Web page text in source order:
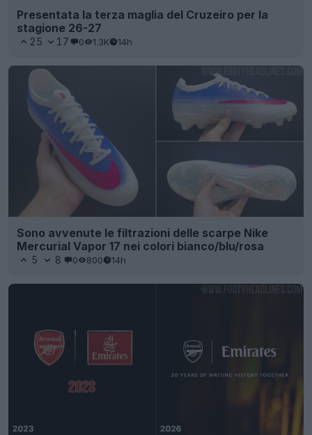
Presentata la terza maglia del Cruzeiro per la
stagione 26-27
25 17 0 1.3K 14h
Sono avvenute le filtrazioni delle scarpe Nike
Mercurial Vapor 17 nei colori bianco/blu/rosa
5 8 0 800 14h